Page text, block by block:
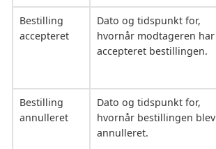
Bestilling
accepteret
Dato og tidspunkt for,
hvornår modtageren har
accepteret bestillingen.
Bestilling
annulleret
Dato og tidspunkt for,
hvornår bestillingen blev
annulleret.